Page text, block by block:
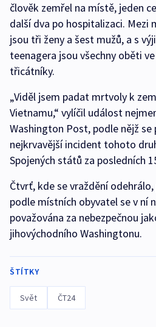
člověk zemřel na místě, jeden
další dva po hospitalizaci. Mezi
jsou tři ženy a šest mužů, a s
teenagera jsou všechny oběti
třicátníky.
„Viděl jsem padat mrtvoly k
Vietnamu,“ vylíčil událost
Washington Post, podle nějž
nejkrvavější incident tohoto
Spojených států za posledních
Čtvrť, kde se vraždění
podle místních obyvatel se v ní
považována za nebezpečnou
jihovýchodního Washingtonu.
ŠTÍTKY
Svět ČT24